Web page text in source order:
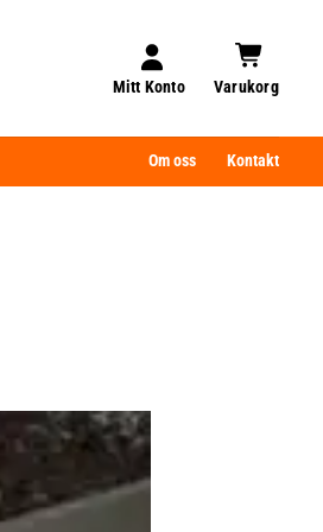
Mitt Konto Varukorg
Om oss Kontakt